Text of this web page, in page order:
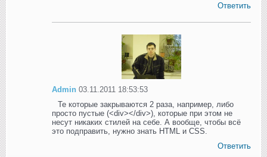
Ответить
Admin 03.11.2011 18:53:53
Те которые закрываются 2 раза, например, либо
просто пустые (<div></div>), которые при этом не
несут никаких стилей на себе. А вообще, чтобы всё
это подправить, нужно знать HTML и CSS.
Ответить